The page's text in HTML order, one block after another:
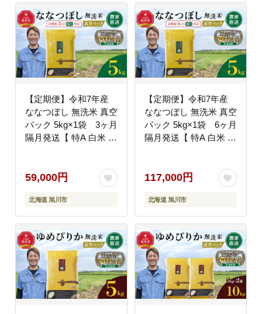
【定期便】令和7年産
ななつぼし 無洗米 真空
パック 5kg×1袋 3ヶ月
隔月発送【 特A 白米 精
ふるさと納税 北海道ふ
るさと納税 旭川市 北海
道 】_05564
59,000円
北海道 旭川市
【定期便】令和7年産
ななつぼし 無洗米 真空
パック 5kg×1袋 6ヶ月
隔月発送【 特A 白米 精
ふるさと納税 北海道ふ
るさと納税 旭川市 北海
道 】_05565
117,000円
北海道 旭川市